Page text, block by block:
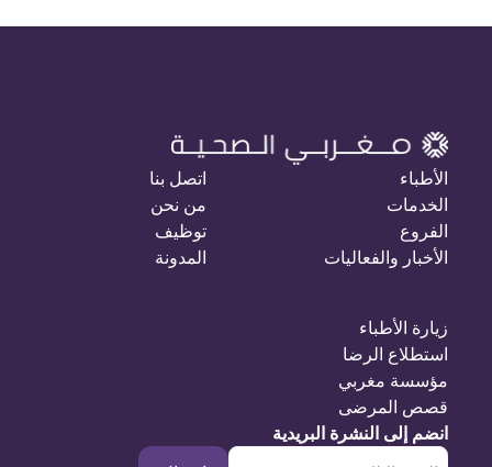
الأطباء
الخدمات
الفروع
الأخبار والفعاليات
اتصل بنا
من نحن
توظيف
المدونة
زيارة الأطباء
استطلاع الرضا
مؤسسة مغربي
قصص المرضى
انضم إلى النشرة البريدية